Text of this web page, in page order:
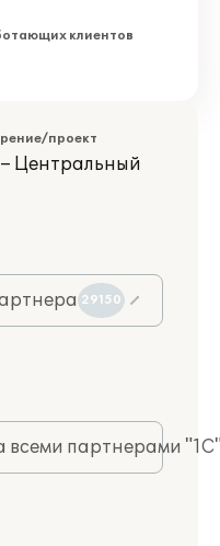
клиентов
проект
Центральный
29150
всеми партнерами